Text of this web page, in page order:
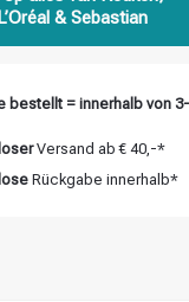
& Sebastian
bestellt = innerhalb von
Versand ab € 40,-*
Rückgabe innerhalb*